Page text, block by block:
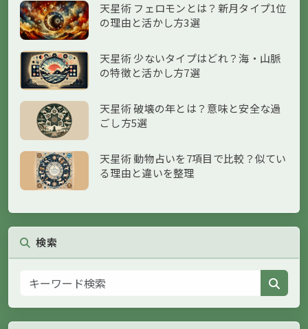
天星術 フェロモンとは？新月タイプ1位
の理由と活かし方3選
天星術 少ないタイプはどれ？海・山脈
の特徴と活かし方7選
天星術 破壊の年とは？意味と安全な過
ごし方5選
天星術 動物占いを7項目で比較？似てい
る理由と違いを整理
検索